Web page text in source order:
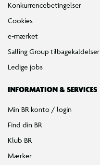
Konkurrencebetingelser
Cookies
e-mærket
Salling Group tilbagekaldelser
Ledige jobs
INFORMATION & SERVICES
Min BR konto / login
Find din BR
Klub BR
Mærker